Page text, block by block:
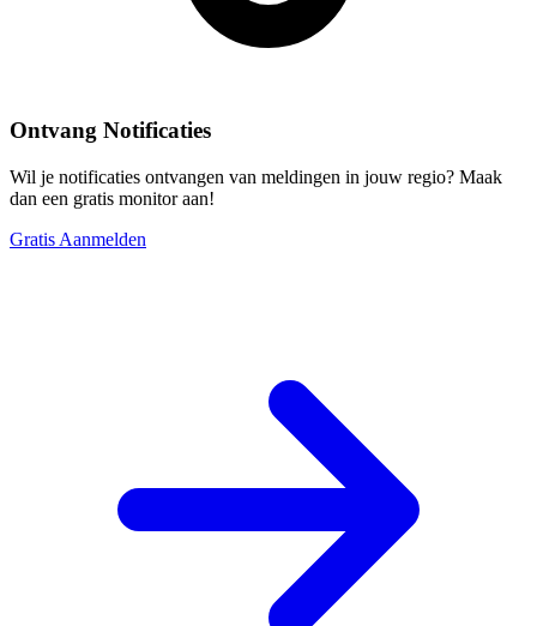
Ontvang Notificaties
Wil je notificaties ontvangen van meldingen in jouw regio? Maak
dan een gratis monitor aan!
Gratis Aanmelden